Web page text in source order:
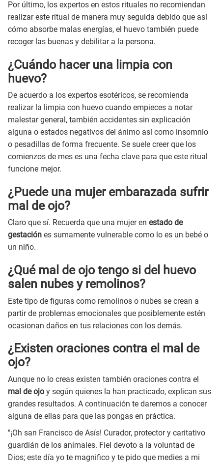
Por último, los expertos en estos rituales no recomiendan
realizar este ritual de manera muy seguida debido que así
cómo absorbe malas energías, el huevo también puede
recoger las buenas y debilitar a la persona.
¿Cuándo hacer una limpia con
huevo?
De acuerdo a los expertos esotéricos, se recomienda
realizar la limpia con huevo cuando empieces a notar
malestar general, también accidentes sin explicación
alguna o estados negativos del ánimo así como insomnio
o pesadillas de forma frecuente. Se suele creer que los
comienzos de mes es una fecha clave para que este ritual
funcione mejor.
¿Puede una mujer embarazada sufrir
mal de ojo?
Claro que sí. Recuerda que una mujer en estado de
gestación es sumamente vulnerable como lo es un bebé o
un niño.
¿Qué mal de ojo tengo si del huevo
salen nubes y remolinos?
Este tipo de figuras como remolinos o nubes se crean a
partir de problemas emocionales que posiblemente estén
ocasionan daños en tus relaciones con los demás.
¿Existen oraciones contra el mal de
ojo?
Aunque no lo creas existen también oraciones contra el
mal de ojo y según quienes la han practicado, explican sus
grandes resultados. A continuación te daremos a conocer
alguna de ellas para que las pongas en práctica.
"¡Oh san Francisco de Asís! Curador, protector y caritativo
guardián de los animales. Fiel devoto a la voluntad de
Dios; este día yo te magnifico y te pido que medies a mi